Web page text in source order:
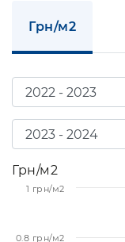
Грн/м2
Грн/м2
0.8 грн/м2
1 грн/м2